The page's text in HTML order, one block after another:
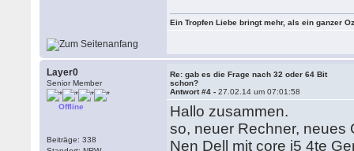
Ein Tropfen Liebe bringt mehr, als ein ganzer
Layer0
Senior Member
Offline
Beiträge: 338
Re: gab es die Frage nach 32 oder 64 Bit
schon?
Antwort #4 -27.02.14 um 07:01:58
Hallo zusammen.
so, neuer Rechner, neues
Nen Dell mit core i5 4te